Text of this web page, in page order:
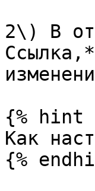
2\) В
{% hint
Как
{%